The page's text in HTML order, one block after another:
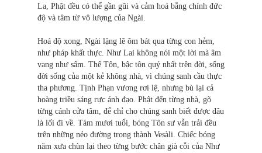
La, Phật đều có thể gần gũi và cảm hoá bằng chính đức
độ và tâm từ vô lượng của Ngài.
Hoá độ xong, Ngài lặng lẽ ôm bát qua từng con hẻm,
như pháp khất thực. Như Lai không nói một lời mà âm
vang như sấm. Thế Tôn, bậc tôn quý nhất trên đời, sống
đời sống của một kẻ không nhà, vì chúng sanh cầu thực
tha phương. Tịnh Phạn vương rơi lệ, nhưng bù lại cả
hoàng triều sáng rực ánh đạo. Phật đến từng nhà, gõ
từng cánh cửa tâm, để chỉ cho chúng sanh biết được đâu
là lối đi về. Tám mươi tuổi, bóng Tôn sư vẫn trải đều
trên những nẻo đường trong thành Vesàli. Chiếc bóng
năm xưa chùn lại theo từng bước chân già cỗi của Như